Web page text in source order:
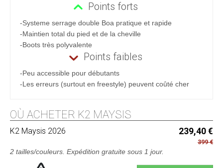
Points forts
-Systeme serrage double Boa pratique et rapide
-Maintien total du pied et de la cheville
-Boots très polyvalente
Points faibles
-Peu accessible pour débutants
-Les erreurs (surtout en freestyle) peuvent coûté cher
OÙ ACHETER K2 MAYSIS
K2 Maysis 2026 239,40 €
399 €
2 tailles/couleurs. Expédition gratuite sous 1 jour.